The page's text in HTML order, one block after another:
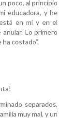
poco, al principio
educadora, y he
en mí y en el
Lo primero
costado”.
separados,
muy mal, y un